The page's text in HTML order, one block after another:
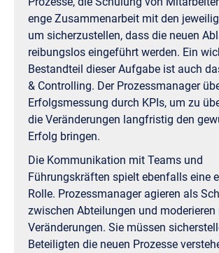
enge Zusammenarbeit mit den
um sicherzustellen, dass die neuen
reibungslos eingeführt werden. Ein
Bestandteil dieser Aufgabe ist auch
& Controlling. Der Prozessmanager
Erfolgsmessung durch KPIs, um zu
die Veränderungen langfristig den
Erfolg bringen.
Die Kommunikation mit Teams und
Führungskräften spielt ebenfalls eine
Rolle. Prozessmanager agieren als
zwischen Abteilungen und
Veränderungen. Sie müssen
Beteiligten die neuen Prozesse